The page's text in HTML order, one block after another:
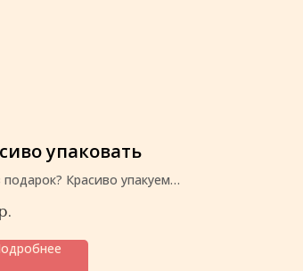
упаковать
Красиво упакуем
р.